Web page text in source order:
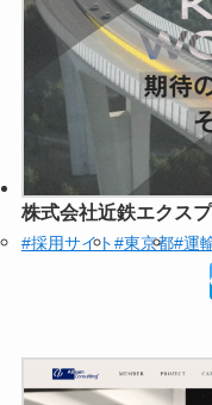
株式会社近鉄エクス
#採用サイト#東京都#運